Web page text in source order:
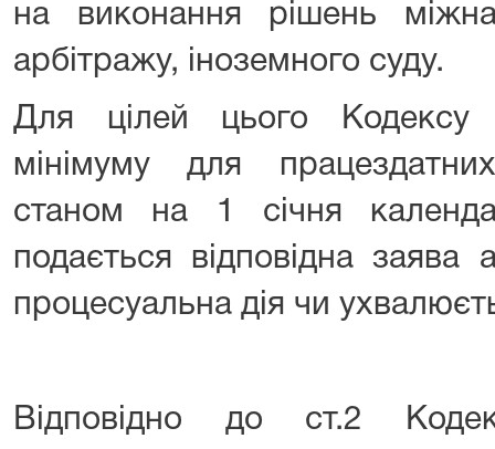
на виконання рішень
арбітражу, іноземного суду.
Для цілей цього Кодексу
мінімуму для
станом на 1 січня
подається відповідна заява
процесуальна дія чи
Відповідно до ст.2